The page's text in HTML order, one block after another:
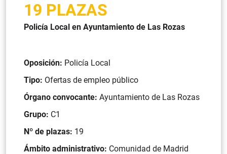
19 PLAZAS
Policía Local en Ayuntamiento de Las Rozas
Oposición: Policía Local
Tipo: Ofertas de empleo público
Órgano convocante: Ayuntamiento de Las Rozas
Grupo: C1
Nº de plazas: 19
Ámbito administrativo: Comunidad de Madrid